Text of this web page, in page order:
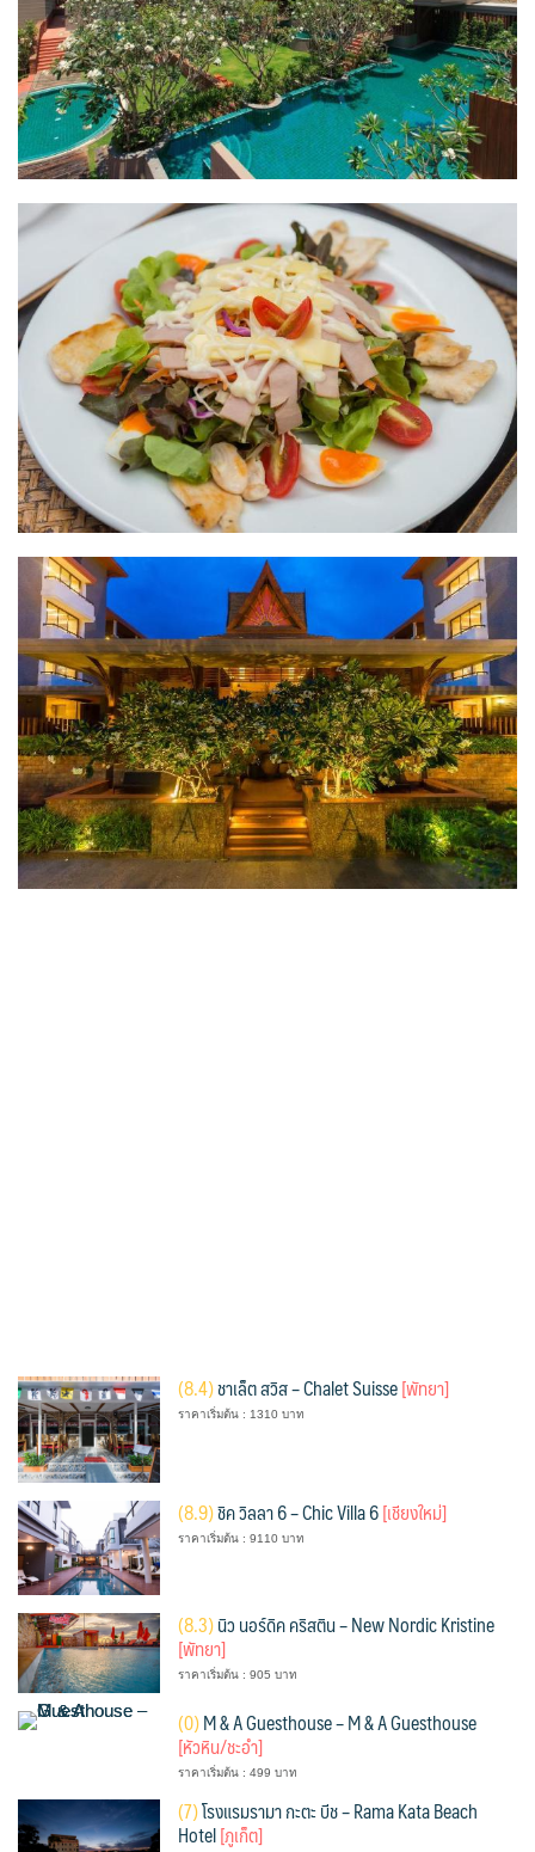
(8.4)ชาเล็ต สวิส – Chalet Suisse[พัทยา]
ราคาเริ่มต้น : 1310 บาท
(8.9)ชิค วิลลา 6 – Chic Villa 6[เชียงใหม่]
ราคาเริ่มต้น : 9110 บาท
(8.3)นิว นอร์ดิค คริสติน – New Nordic Kristine
[พัทยา]
ราคาเริ่มต้น : 905 บาท
(0)M & A Guesthouse – M & A Guesthouse
[หัวหิน/ชะอำ]
ราคาเริ่มต้น : 499 บาท
(7)โรงแรมรามา กะตะ บีช – Rama Kata Beach
Hotel[ภูเก็ต]